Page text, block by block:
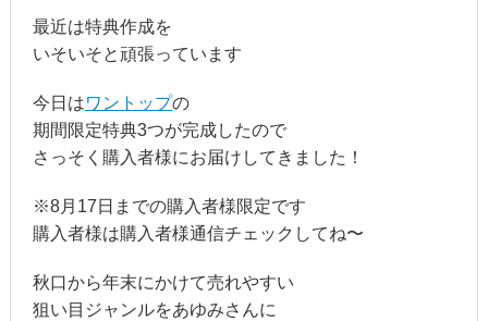
最近は特典作成を
いそいそと頑張っています
今日はワントップの
期間限定特典3つが完成したので
さっそく購入者様にお届けしてきました！
※8月17日までの購入者様限定です
購入者様は購入者様通信チェックしてね〜
秋口から年末にかけて売れやすい
狙い目ジャンルをあゆみさんに